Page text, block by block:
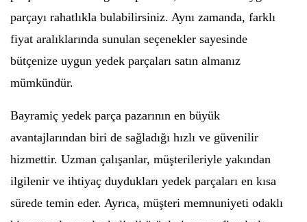
parçayı rahatlıkla bulabilirsiniz. Aynı zamanda, farklı
fiyat aralıklarında sunulan seçenekler sayesinde
bütçenize uygun yedek parçaları satın almanız
mümkündür.
Bayramiç yedek parça pazarının en büyük
avantajlarından biri de sağladığı hızlı ve güvenilir
hizmettir. Uzman çalışanlar, müşterileriyle yakından
ilgilenir ve ihtiyaç duydukları yedek parçaları en kısa
sürede temin eder. Ayrıca, müşteri memnuniyeti odaklı